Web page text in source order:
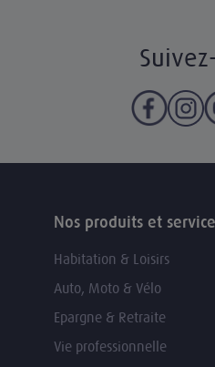
Nos produits et
Habitation & Loisirs
Auto, Moto & Vélo
Epargne & Retraite
Vie professionnelle